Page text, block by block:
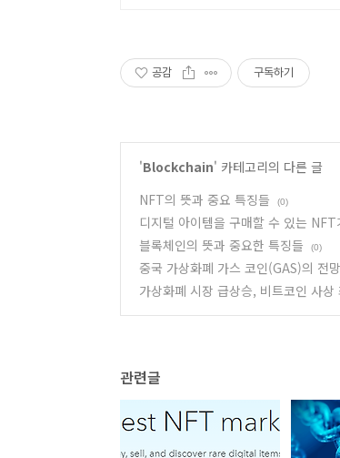
공감 구독하기
'Blockchain' 카테고리의 다른 글
NFT의 뜻과 중요 특징들
(0)
디지털 아이템을 구매할 수 있는
블록체인의 뜻과 중요한 특징들 (0)
중국 가상화폐 가스 코인(GAS)의 전
가상화폐 시장 급상승, 비트코인 사
관련글